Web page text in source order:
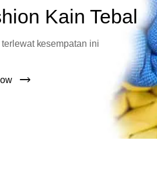
Kain Tebal
kesempatan ini